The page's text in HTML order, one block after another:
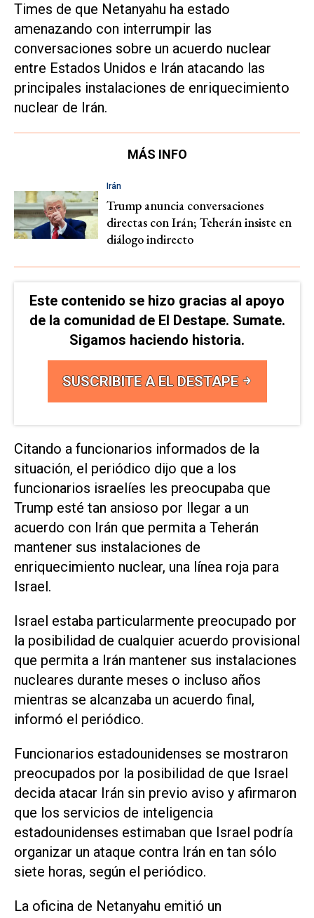
Times de que Netanyahu ha estado
amenazando con interrumpir las
conversaciones sobre un acuerdo nuclear
entre Estados Unidos e Irán atacando las
principales instalaciones de enriquecimiento
nuclear de Irán.
MÁS INFO
Irán
Trump anuncia conversaciones
directas con Irán; Teherán insiste en
diálogo indirecto
Este contenido se hizo gracias al apoyo
de la comunidad de El Destape. Sumate.
Sigamos haciendo historia.
SUSCRIBITE A EL DESTAPE
Citando a funcionarios informados de la
situación, el periódico dijo que a los
funcionarios israelíes les preocupaba que
Trump esté tan ansioso por llegar a un
acuerdo con Irán que permita a Teherán
mantener sus instalaciones de
enriquecimiento nuclear, una línea roja para
Israel.
Israel estaba particularmente preocupado por
la posibilidad de cualquier acuerdo provisional
que permita a Irán mantener sus instalaciones
nucleares durante meses o incluso años
mientras se alcanzaba un acuerdo final,
informó el periódico.
Funcionarios estadounidenses se mostraron
preocupados por la posibilidad de que Israel
decida atacar Irán sin previo aviso y afirmaron
que los servicios de inteligencia
estadounidenses estimaban que Israel podría
organizar un ataque contra Irán en tan sólo
siete horas, según el periódico.
La oficina de Netanyahu emitió un